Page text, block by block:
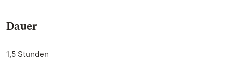
Dauer
1,5 Stunden